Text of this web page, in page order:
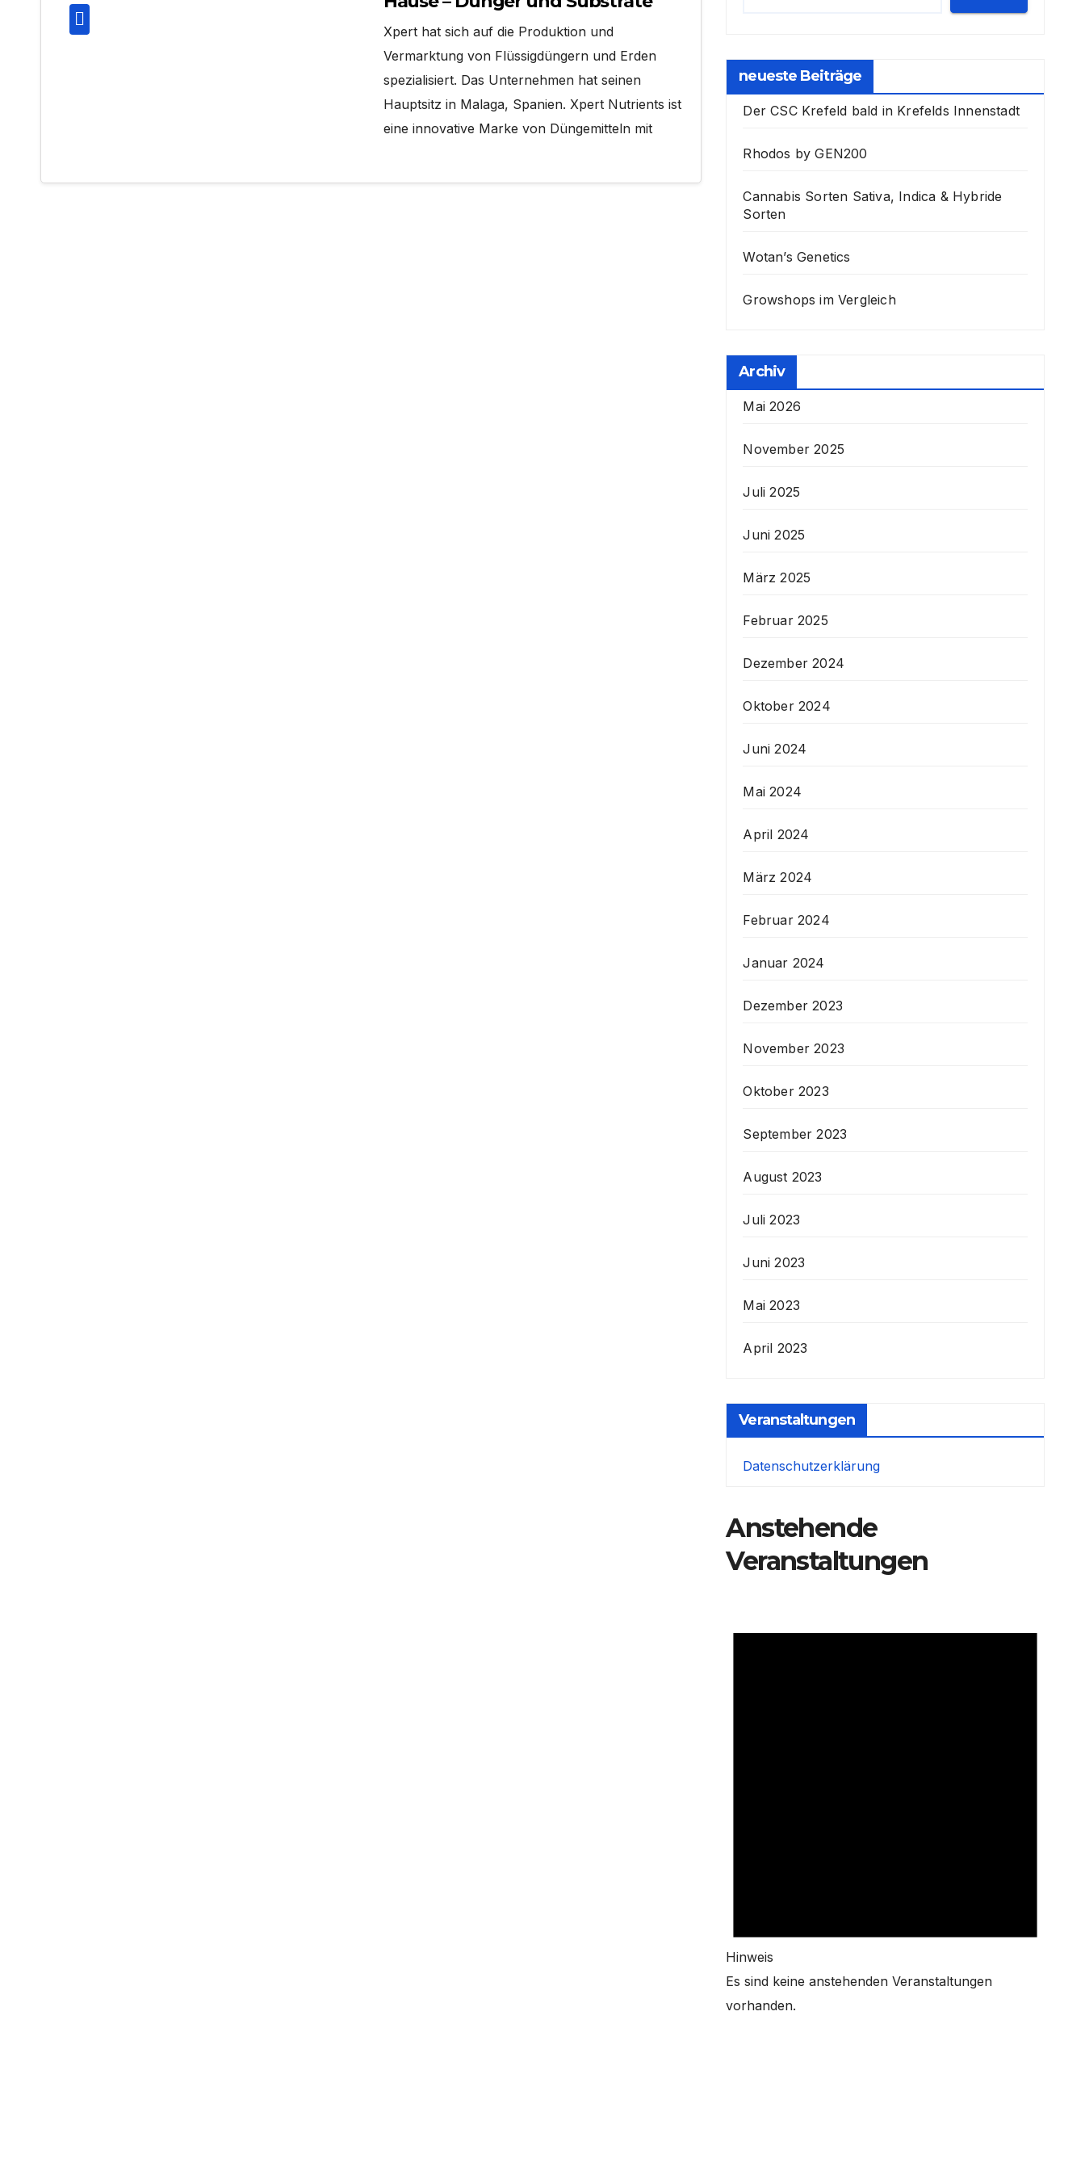
Xpert hat sich auf die Produktion und
Vermarktung von Flüssigdüngern und Erden
spezialisiert. Das Unternehmen hat seinen
Hauptsitz in Malaga, Spanien. Xpert Nutrients ist
eine innovative Marke von Düngemitteln mit
neueste Beiträge
Der CSC Krefeld bald in Krefelds Innenstadt
Rhodos by GEN200
Cannabis Sorten Sativa, Indica & Hybride
Sorten
Wotan’s Genetics
Growshops im Vergleich
Archiv
Mai 2026
November 2025
Juli 2025
Juni 2025
März 2025
Februar 2025
Dezember 2024
Oktober 2024
Juni 2024
Mai 2024
April 2024
März 2024
Februar 2024
Januar 2024
Dezember 2023
November 2023
Oktober 2023
September 2023
August 2023
Juli 2023
Juni 2023
Mai 2023
April 2023
Veranstaltungen
Datenschutzerklärung
Anstehende
Veranstaltungen
Hinweis
Es sind keine anstehenden Veranstaltungen
vorhanden.